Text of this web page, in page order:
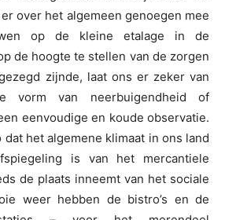
over het algemeen genoegen mee
op de kleine etalage in de
de hoogte te stellen van de zorgen
zijnde, laat ons er zeker van
vorm van neerbuigendheid of
eenvoudige en koude observatie.
dat het algemene klimaat in ons land
is van het mercantiele
de plaats inneemt van het sociale
weer hebben de bistro’s en de